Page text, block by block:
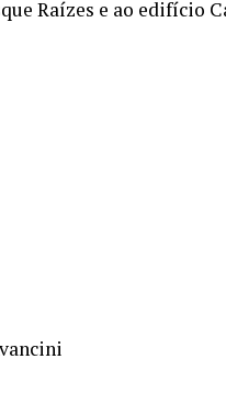
Raízes e ao edifício